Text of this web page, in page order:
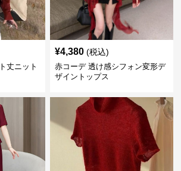
丈ニット
¥4,380 (税込)
赤コーデ 透け感シフォン変形デ
ザイントップス